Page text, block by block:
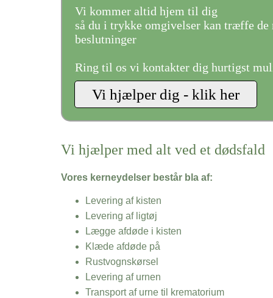
Vi kommer altid hjem til dig
så du i trykke omgivelser kan træffe de
beslutninger
Ring til os vi kontakter dig hurtigst
Vi hjælper med alt ved et dødsfald
Vores kerneydelser består bla af:
Levering af kisten
Levering af ligtøj
Lægge afdøde i kisten
Klæde afdøde på
Rustvognskørsel
Levering af urnen
Transport af urne til krematorium